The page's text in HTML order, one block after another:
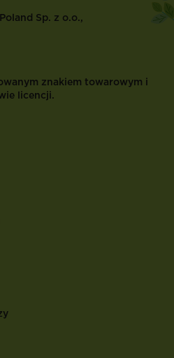
Sp. z o.o.,
znakiem towarowym i
licencji.